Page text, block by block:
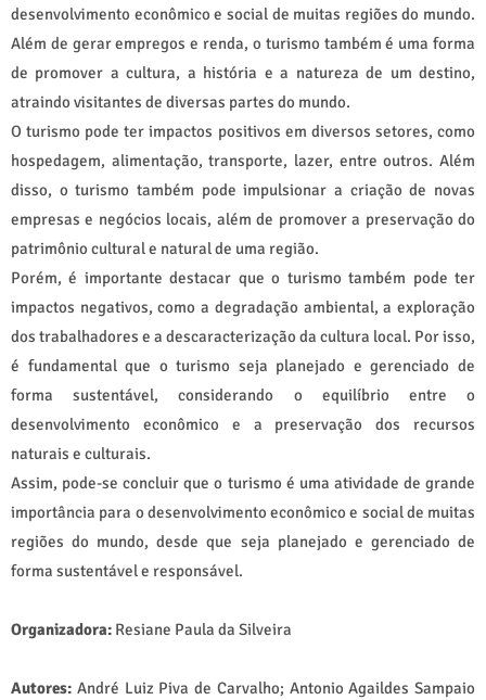
desenvolvimento econômico e social de muitas regiões do mundo.
Além de gerar empregos e renda, o turismo também é uma forma
de promover a cultura, a história e a natureza de um destino,
atraindo visitantes de diversas partes do mundo.
O turismo pode ter impactos positivos em diversos setores, como
hospedagem, alimentação, transporte, lazer, entre outros. Além
disso, o turismo também pode impulsionar a criação de novas
empresas e negócios locais, além de promover a preservação do
patrimônio cultural e natural de uma região.
Porém, é importante destacar que o turismo também pode ter
impactos negativos, como a degradação ambiental, a exploração
dos trabalhadores e a descaracterização da cultura local. Por isso,
é fundamental que o turismo seja planejado e gerenciado de
forma sustentável, considerando o equilíbrio entre o
desenvolvimento econômico e a preservação dos recursos
naturais e culturais.
Assim, pode-se concluir que o turismo é uma atividade de grande
importância para o desenvolvimento econômico e social de muitas
regiões do mundo, desde que seja planejado e gerenciado de
forma sustentável e responsável.
Organizadora: Resiane Paula da Silveira
Autores: André Luiz Piva de Carvalho; Antonio Agaildes Sampaio